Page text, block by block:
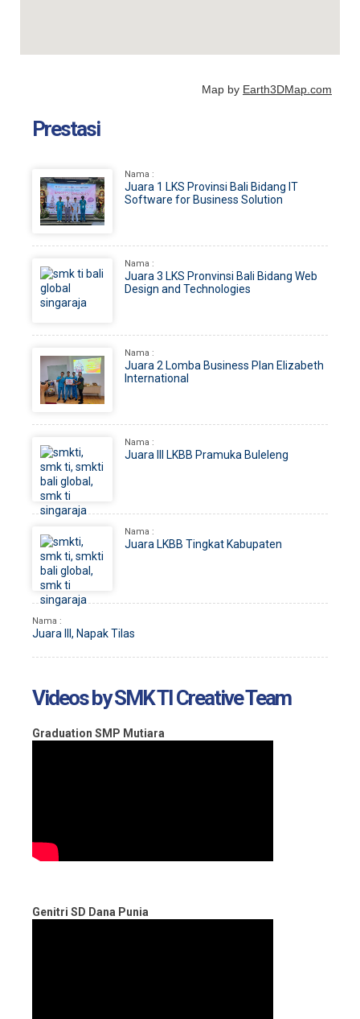
Map by Earth3DMap.com
Prestasi
Nama :
Juara 1 LKS Provinsi Bali Bidang IT
Software for Business Solution
Nama :
Juara 3 LKS Pronvinsi Bali Bidang Web
Design and Technologies
Nama :
Juara 2 Lomba Business Plan Elizabeth
International
Nama :
Juara III LKBB Pramuka Buleleng
Nama :
Juara LKBB Tingkat Kabupaten
Nama :
Juara III, Napak Tilas
Videos by SMK TI Creative Team
Graduation SMP Mutiara
Genitri SD Dana Punia